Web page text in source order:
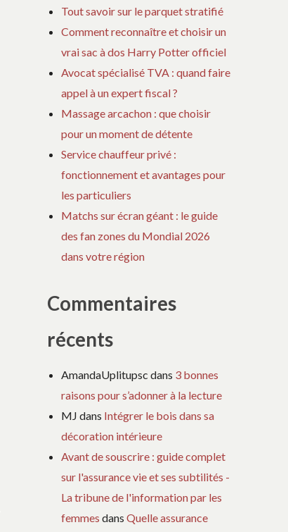
Tout savoir sur le parquet stratifié
Comment reconnaître et choisir un
vrai sac à dos Harry Potter officiel
Avocat spécialisé TVA : quand faire
appel à un expert fiscal ?
Massage arcachon : que choisir
pour un moment de détente
Service chauffeur privé :
fonctionnement et avantages pour
les particuliers
Matchs sur écran géant : le guide
des fan zones du Mondial 2026
dans votre région
Commentaires
récents
AmandaUplitupsc dans 3 bonnes
raisons pour s’adonner à la lecture
MJ dans Intégrer le bois dans sa
décoration intérieure
Avant de souscrire : guide complet
sur l'assurance vie et ses subtilités -
La tribune de l'information par les
femmes dansQuelle assurance